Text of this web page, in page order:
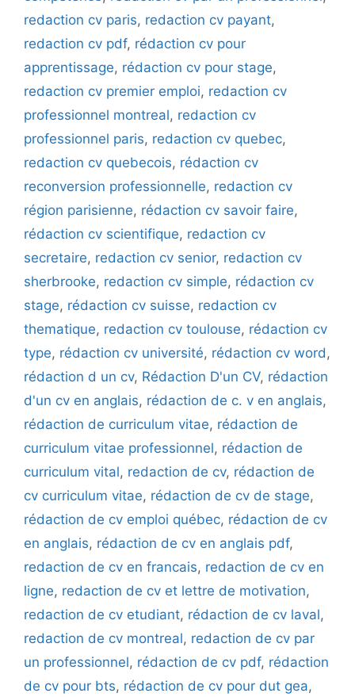
redaction cv paris, redaction cv payant,
redaction cv pdf, rédaction cv pour
apprentissage, rédaction cv pour stage,
redaction cv premier emploi, redaction cv
professionnel montreal, redaction cv
professionnel paris, redaction cv quebec,
redaction cv quebecois, rédaction cv
reconversion professionnelle, redaction cv
région parisienne, rédaction cv savoir faire,
rédaction cv scientifique, redaction cv
secretaire, redaction cv senior, redaction cv
sherbrooke, redaction cv simple, rédaction cv
stage, rédaction cv suisse, redaction cv
thematique, redaction cv toulouse, rédaction cv
type, rédaction cv université, rédaction cv word,
rédaction d un cv, Rédaction D'un CV, rédaction
d'un cv en anglais, rédaction de c. v en anglais,
rédaction de curriculum vitae, rédaction de
curriculum vitae professionnel, rédaction de
curriculum vital, redaction de cv, rédaction de
cv curriculum vitae, rédaction de cv de stage,
rédaction de cv emploi québec, rédaction de cv
en anglais, rédaction de cv en anglais pdf,
redaction de cv en francais, redaction de cv en
ligne, redaction de cv et lettre de motivation,
redaction de cv etudiant, rédaction de cv laval,
redaction de cv montreal, redaction de cv par
un professionnel, rédaction de cv pdf, rédaction
de cv pour bts, rédaction de cv pour dut gea,